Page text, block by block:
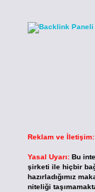
Reklam ve İletişim:
Yasal Uyarı: Bu
şirketi ile hiçbir
hazırladığımız
niteliği